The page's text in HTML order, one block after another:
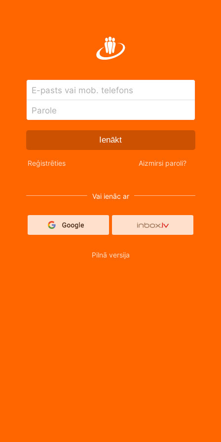
E-pasts vai mob. telefons
Parole
Ienākt
Reģistrēties Aizmirsi paroli?
Vai ienāc ar
Pilnā versija